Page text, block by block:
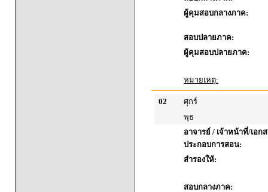
ผู้คุมสอบกลางภาค:
สอบปลายภาค:
ผู้คุมสอบปลายภาค:
หมายเหตุ:
02
ศุกร์
พุธ
อาจารย์ / เจ้าหน้าที่/เอก
ประกอบการสอน:
สำรองให้:
สอบกลางภาค: